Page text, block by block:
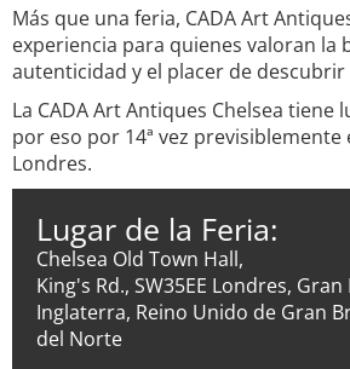
Más que una feria, CADA Art
experiencia para quienes valoran la
autenticidad y el placer de descubrir
La CADA Art Antiques Chelsea tiene
por eso por 14ª vez previsiblemente
Londres.
Lugar de la Feria:
Chelsea Old Town Hall,
King's Rd., SW35EE Londres,
Inglaterra, Reino Unido de Gran
del Norte